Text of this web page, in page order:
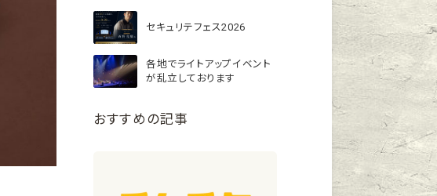
セキュリテフェス2026
各地でライトアップイベント
が乱立しております
おすすめの記事